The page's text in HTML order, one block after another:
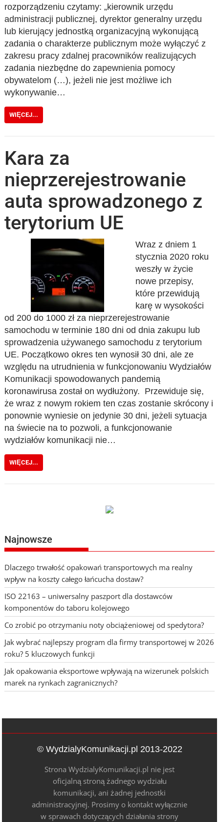
rozporządzeniu czytamy: „kierownik urzędu
administracji publicznej, dyrektor generalny urzędu
lub kierujący jednostką organizacyjną wykonującą
zadania o charakterze publicznym może wyłączyć z
zakresu pracy zdalnej pracowników realizujących
zadania niezbędne do zapewnienia pomocy
obywatelom (…), jeżeli nie jest możliwe ich
wykonywanie…
WIĘCEJ...
Kara za
nieprzerejestrowanie
auta sprowadzonego z
terytorium UE
Wraz z dniem 1
stycznia 2020 roku
weszły w życie
nowe przepisy,
które przewidują
karę w wysokości
od 200 do 1000 zł za nieprzerejestrowanie
samochodu w terminie 180 dni od dnia zakupu lub
sprowadzenia używanego samochodu z terytorium
UE. Początkowo okres ten wynosił 30 dni, ale ze
względu na utrudnienia w funkcjonowaniu Wydziałów
Komunikacji spowodowanych pandemią
koronawirusa został on wydłużony. Przewiduje się,
że wraz z nowym rokiem ten czas zostanie skrócony i
ponownie wyniesie on jedynie 30 dni, jeżeli sytuacja
na świecie na to pozwoli, a funkcjonowanie
wydziałów komunikacji nie…
WIĘCEJ...
Najnowsze
Dlaczego trwałość opakowań transportowych ma realny
wpływ na koszty całego łańcucha dostaw?
ISO 22163 – uniwersalny paszport dla dostawców
komponentów do taboru kolejowego
Co zrobić po otrzymaniu noty obciążeniowej od spedytora?
Jak wybrać najlepszy program dla firmy transportowej w 2026
roku? 5 kluczowych funkcji
Jak opakowania eksportowe wpływają na wizerunek polskich
marek na rynkach zagranicznych?
© WydzialyKomunikacji.pl 2013-2022
Strona WydzialyKomunikacji.pl nie jest
oficjalną stroną żadnego wydziału
komunikacji, ani żadnej jednostki
administracyjnej. Prosimy o kontakt wyłącznie
w sprawach dotyczących działania strony